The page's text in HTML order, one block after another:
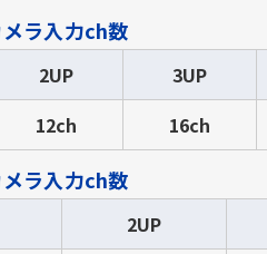
ラ入力ch数
2UP 3UP
12ch 16ch
ラ入力ch数
2UP